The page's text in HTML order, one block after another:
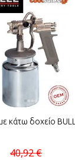
κάτω δοχείο
40,92 €